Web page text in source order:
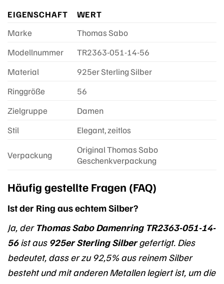
EIGENSCHAFT
WERT
Marke
Thomas Sabo
Modellnummer
TR2363-051-14-56
Material
925er Sterling Silber
Ringgröße
56
Zielgruppe
Damen
Stil
Elegant, zeitlos
Verpackung
Original Thomas Sabo
Geschenkverpackung
Häufig gestellte Fragen (FAQ)
Ist der Ring aus echtem Silber?
Ja, der Thomas Sabo Damenring TR2363-051-14-
56ist aus 925er Sterling Silbergefertigt. Dies
bedeutet, dass er zu 92,5% aus reinem Silber
besteht und mit anderen Metallen legiert ist, um die